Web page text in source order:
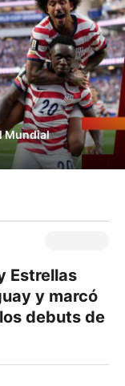
Mundial
Estrellas
y marcó
debuts de